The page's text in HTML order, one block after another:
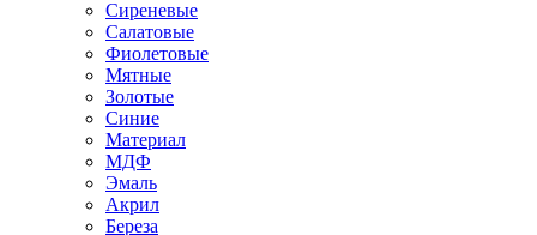
Сиреневые
Салатовые
Фиолетовые
Мятные
Золотые
Синие
Материал
МДФ
Эмаль
Акрил
Береза